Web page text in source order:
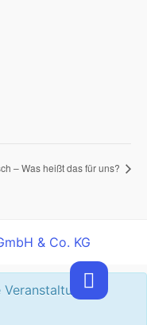
– Was heißt das für uns?
& Co. KG
Veranstaltung